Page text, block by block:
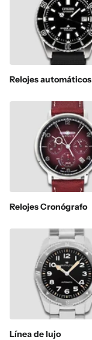
Relojes automáticos
Relojes Cronógrafo
Línea de lujo